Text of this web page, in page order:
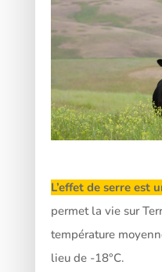
L’effet de serre est
permet la vie sur
température
lieu de -18°C.